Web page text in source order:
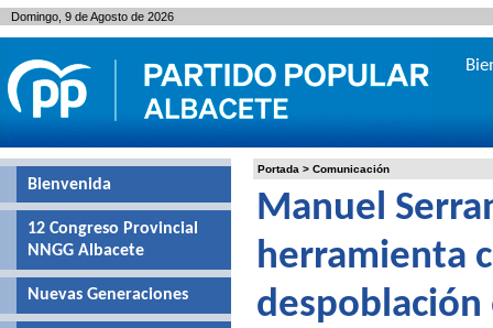
Portada > Comunicación
Manuel
herramienta
despoblación
Bienvenida
12 Congreso Provincial
NNGG Albacete
Nuevas Generaciones
Domingo, 9 de Agosto de 2026